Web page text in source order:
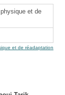
et de
et de réadaptation